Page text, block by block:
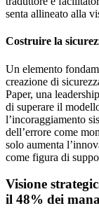
senta allineato alla
Costruire la
Un elemento
creazione di
Paper, una
di superare il
l’incoraggiamento
dell’errore come
solo aumenta
come figura di
Visione
il 48% dei